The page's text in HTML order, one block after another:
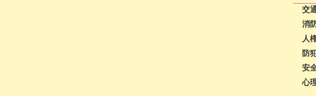
交
消
人
防
安
心